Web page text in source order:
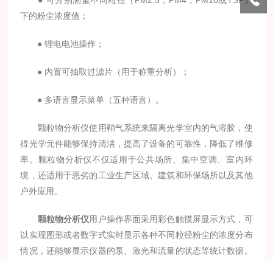
下的粉尘浓度值；
● 锂电电池操作；
● 内置可抽取过滤片（用于称重分析）；
● 多语言显示菜单（五种语言）。
颗粒物分析仪使用鞘气系统来隔离光学室内的气溶胶，使
得光学元件能够保持清洁，提高了设备的可靠性，降低了维修
率。颗粒物分析仪不仅适用于公共场所、集中空调、室内环
境，还适用于恶劣的工业生产区域、建筑和环保场所以及其他
户外应用。
颗粒物分析仪用户操作界面采用彩色触摸屏显示方式，可
以实现图形或者数字式实时显示各种不同粒径粉尘的浓度分布
情况，还能够显示仪器的泵、激光和流量的状态等统计数据。